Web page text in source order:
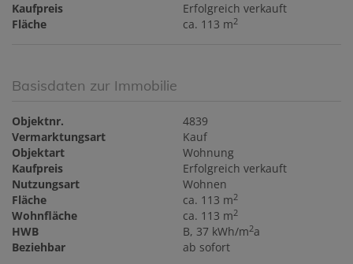
Kaufpreis
Erfolgreich verkauft
Fläche
ca. 113 m2
Basisdaten zur Immobilie
Objektnr.
4839
Vermarktungsart
Kauf
Objektart
Wohnung
Kaufpreis
Erfolgreich verkauft
Nutzungsart
Wohnen
Fläche
ca. 113 m2
Wohnfläche ca. 113 m2
HWB B, 37 kWh/m2a
Beziehbar
ab sofort